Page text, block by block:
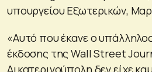
υπουργείου Εξωτερικών,
«Αυτό που έκανε ο
έκδοσης της Wall Street